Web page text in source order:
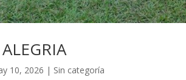
10, 2026 | Sin categoría